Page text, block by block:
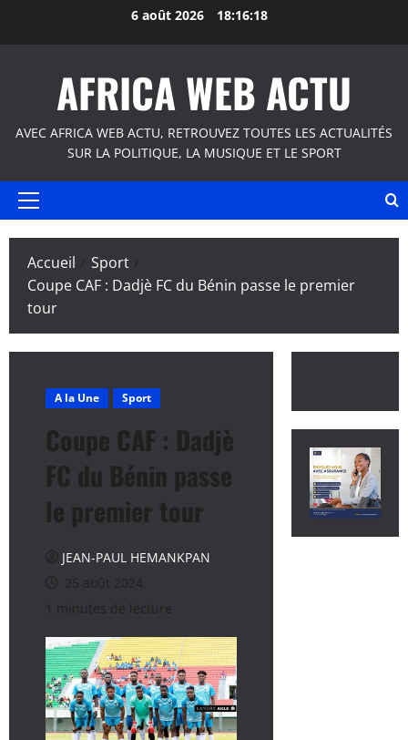
6 août 2026 18:16:19
AFRICA WEB ACTU
AVEC AFRICA WEB ACTU, RETROUVEZ TOUTES LES ACTUALITÉS
SUR LA POLITIQUE, LA MUSIQUE ET LE SPORT
Menu
Accueil
Sport
Coupe CAF : Dadjè FC du Bénin passe le premier
tour
A la Une Sport
Coupe CAF : Dadjè
FC du Bénin passe
le premier tour
JEAN-PAUL HEMANKPAN
25 août 2024
1 minutes de lecture